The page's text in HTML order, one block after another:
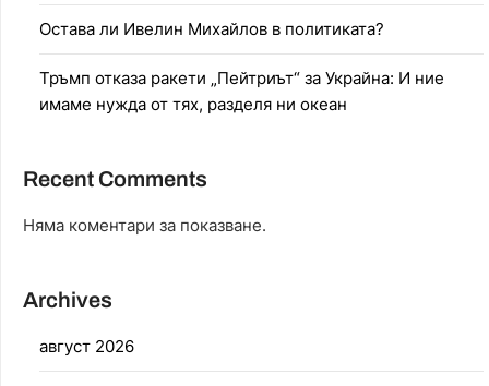
Остава ли Ивелин Михайлов в политиката?
Тръмп отказа ракети „Пейтриът“ за Украйна: И ние
имаме нужда от тях, разделя ни океан
Recent Comments
Няма коментари за показване.
Archives
август 2026